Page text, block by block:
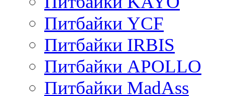
Питбайки YCF
Питбайки IRBIS
Питбайки APOLLO
Питбайки MadAss